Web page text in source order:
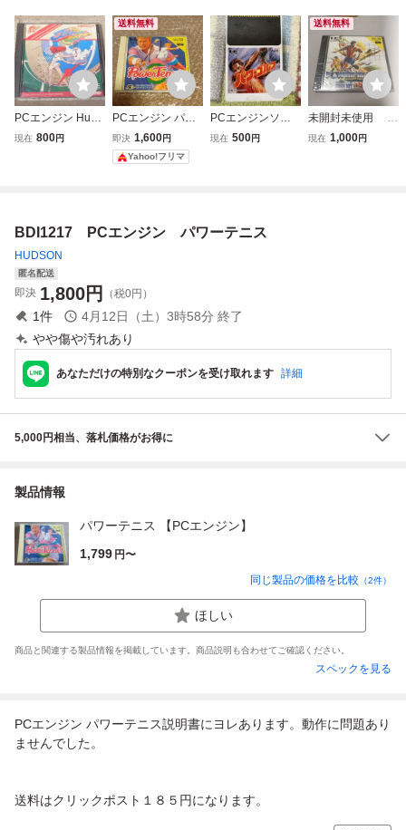
PCエンジン HuC
ARD プロテニス
現在 800円
送料無料
PCエンジン パワ
ーテニス HuCAR
D Vol.59 HUDSO
N SOFT
即決 1,600円
Yahoo!フリマ
PCエンジンソフ
ト パワーゴルフ V
現在 500円
送料無料
未開封未使用 P
Cエンジン ソフト
現在 1,000円
BDI1217 PCエンジン パワーテニス
HUDSON
匿名配送
即決 1,800円 （税0円）
1件 4月12日（土）3時58分 終了
やや傷や汚れあり
あなただけの特別なクーポンを受け取れます 詳細
5,000円相当、落札価格がお得に
製品情報
パワーテニス 【PCエンジン】
1,799 円〜
同じ製品の価格を比較 （2件）
ほしい
商品と関連する製品情報を掲載しています。商品説明も合わせてご確認ください。
スペックを見る
PCエンジン パワーテニス説明書にヨレあります。動作に問題あり
ませんでした。
送料はクリックポスト１８５円になります。